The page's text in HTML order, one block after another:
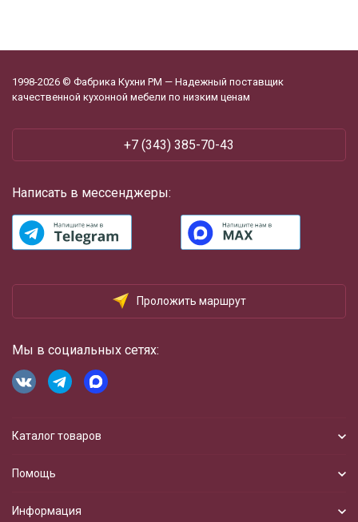
1998-2026 © Фабрика Кухни РМ — Надежный поставщик
качественной кухонной мебели по низким ценам
‪+7 (343) 385-70-43
Написать в мессенджеры:
Проложить маршрут
Мы в социальных сетях:
Каталог товаров
Помощь
Информация